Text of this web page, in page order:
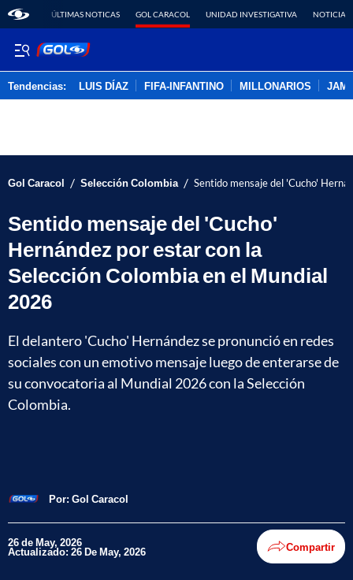
ÚLTIMAS NOTICAS GOL CARACOL UNIDAD INVESTIGATIVA NOTICIAS
Tendencias: LUIS DÍAZ FIFA-INFANTINO MILLONARIOS
Gol Caracol / Selección Colombia / Sentido mensaje del 'Cucho'
Sentido mensaje del 'Cucho'
Hernández por estar con la
Selección Colombia en el Mundial
2026
El delantero 'Cucho' Hernández se pronunció en redes
sociales con un emotivo mensaje luego de enterarse de
su convocatoria al Mundial 2026 con la Selección
Colombia.
Por: Gol Caracol
26 de May, 2026
Actualizado: 26 De May, 2026 Compartir